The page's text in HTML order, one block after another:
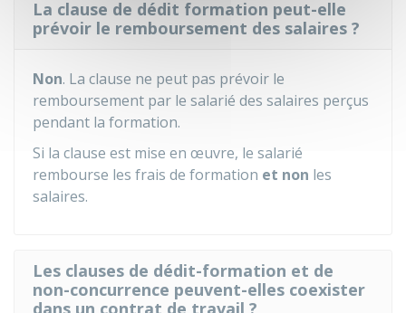
La clause de dédit formation peut-elle
prévoir le remboursement des salaires ?
Non. La clause ne peut pas prévoir le
remboursement par le salarié des salaires perçus
pendant la formation.
Si la clause est mise en œuvre, le salarié
rembourse les frais de formation et non les
salaires.
Les clauses de dédit-formation et de
non-concurrence peuvent-elles coexister
dans un contrat de travail ?